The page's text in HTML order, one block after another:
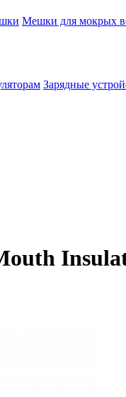
Мешки для мокрых
Зарядные